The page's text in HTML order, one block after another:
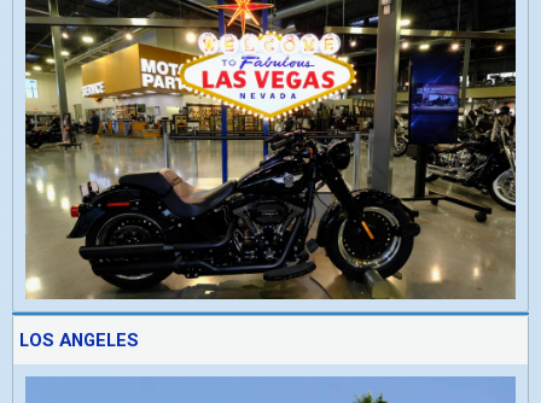
LOS ANGELES